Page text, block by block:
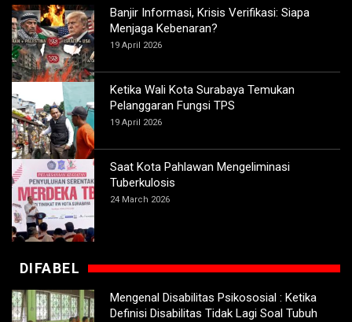
Banjir Informasi, Krisis Verifikasi: Siapa
Menjaga Kebenaran?
19 April 2026
Ketika Wali Kota Surabaya Temukan
Pelanggaran Fungsi TPS
19 April 2026
Saat Kota Pahlawan Mengeliminasi
Tuberkulosis
24 March 2026
DIFABEL
Mengenal Disabilitas Psikososial : Ketika
Definisi Disabilitas Tidak Lagi Soal Tubuh